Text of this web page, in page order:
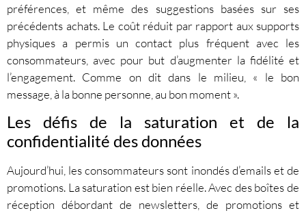
préférences, et même des suggestions basées sur ses
précédents achats. Le coût réduit par rapport aux supports
physiques a permis un contact plus fréquent avec les
consommateurs, avec pour but d’augmenter la fidélité et
l’engagement. Comme on dit dans le milieu, « le bon
message, à la bonne personne, au bon moment ».
Les défis de la saturation et de la
confidentialité des données
Aujourd’hui, les consommateurs sont inondés d’emails et de
promotions. La saturation est bien réelle. Avec des boîtes de
réception débordant de newsletters, de promotions et